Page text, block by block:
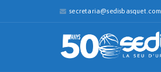
secretaria@sedisbasquet.com